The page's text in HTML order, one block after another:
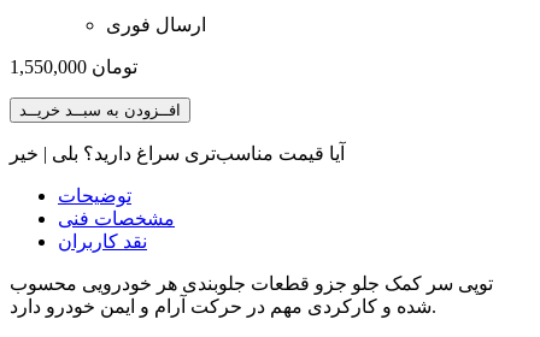
ارسال فوری
1,550,000 تومان
افــزودن به سبــد خریــد
آیا قیمت مناسب‌تری سراغ دارید؟ بلی | خیر
توضیحات
مشخصات فنی
نقد کاربران
توپی سر کمک جلو جزو قطعات جلوبندی هر خودرویی محسوب
شده و کارکردی مهم در حرکت آرام و ایمن خودرو دارد.